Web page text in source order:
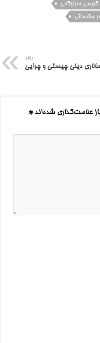
سيليكاني
مقدماتی
بعد
دینی چیستی و چرایی
علامت‌گذاری شده‌اند*